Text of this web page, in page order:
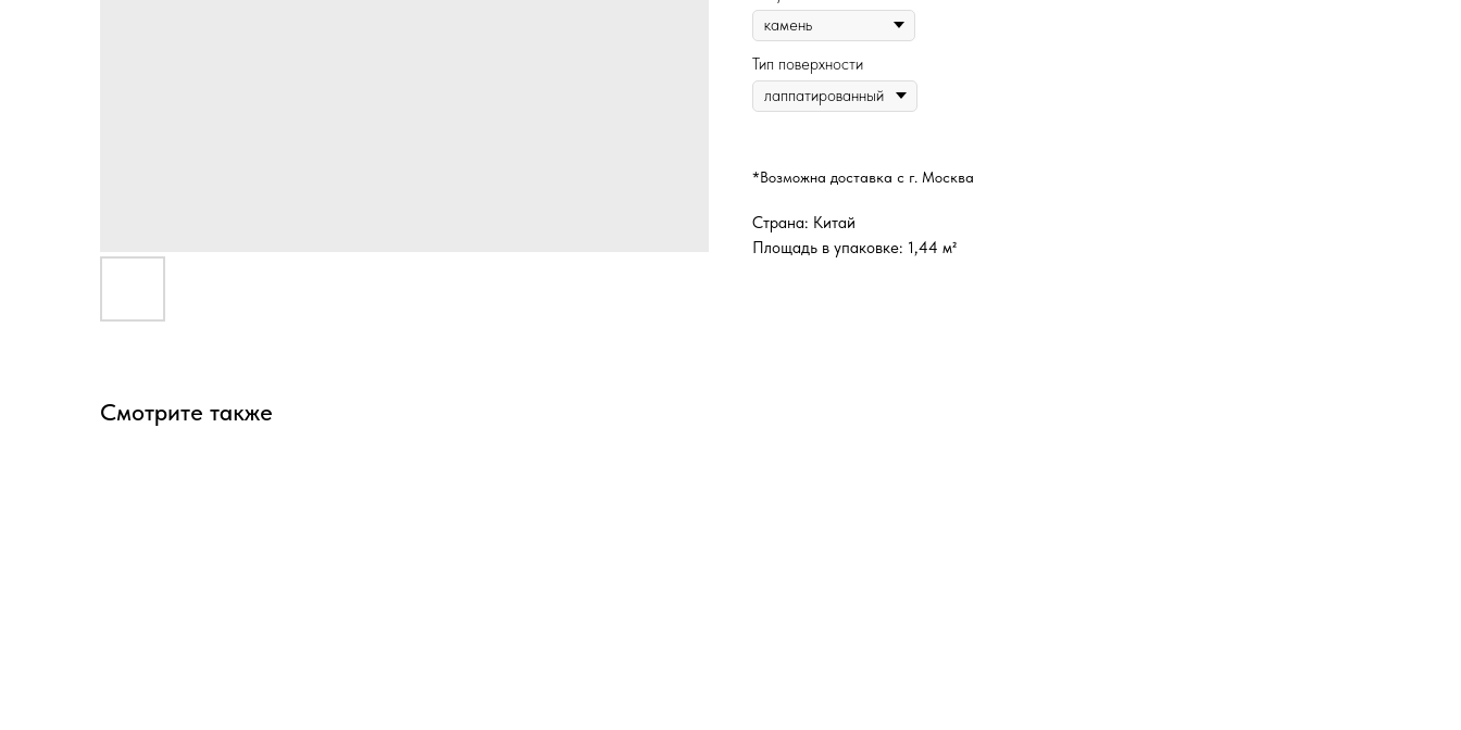
Тип поверхности
*Возможна доставка с г. Москва
Страна: Китай
Площадь в упаковке: 1,44 м²
Смотрите также